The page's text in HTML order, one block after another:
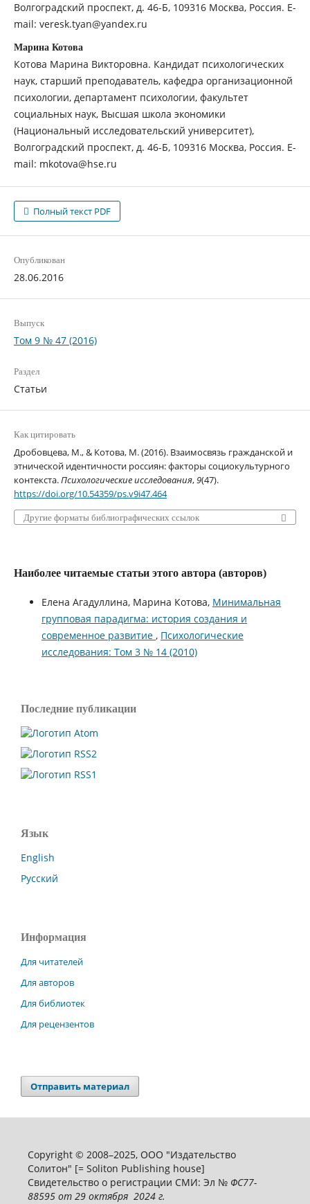
Волгоградский проспект, д. 46-Б, 109316 Москва, Россия. E-
mail: veresk.tyan@yandex.ru
Марина Котова
Котова Марина Викторовна. Кандидат психологических
наук, старший преподаватель, кафедра организационной
психологии, департамент психологии, факультет
социальных наук, Высшая школа экономики
(Национальный исследовательский университет),
Волгоградский проспект, д. 46-Б, 109316 Москва, Россия. E-
mail: mkotova@hse.ru
Полный текст PDF
Опубликован
28.06.2016
Выпуск
Том 9 № 47 (2016)
Раздел
Статьи
Как цитировать
Дробовцева, М., & Котова, М. (2016). Взаимосвязь гражданской и
этнической идентичности россиян: факторы социокультурного
контекста.Психологические исследования,9(47).
https://doi.org/10.54359/ps.v9i47.464
Другие форматы библиографических ссылок
Наиболее читаемые статьи этого автора (авторов)
Елена Агадуллина, Марина Котова, Минимальная
групповая парадигма: история создания и
современное развитие , Психологические
исследования: Том 3 № 14 (2010)
Последние публикации
Язык
English
Русский
Информация
Для читателей
Для авторов
Для библиотек
Для рецензентов
Отправить материал
Copyright © 2008–2025, ООО "Издательство
Солитон" [= Soliton Publishing house]
Свидетельство о регистрации СМИ: Эл № ФС77-
88595от 29 октября 2024 г.